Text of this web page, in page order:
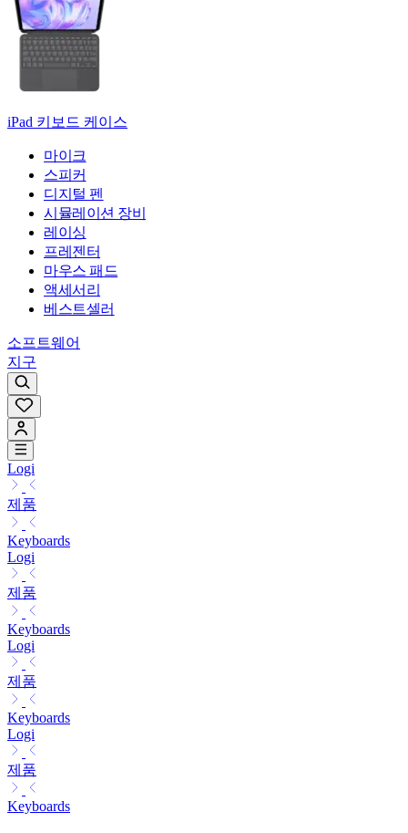
iPad 키보드 케이스
마이크
스피커
디지털 펜
시뮬레이션 장비
레이싱
프레젠터
마우스 패드
액세서리
베스트셀러
소프트웨어
지구
Logi
제품
Keyboards
Logi
제품
Keyboards
Logi
제품
Keyboards
Logi
제품
Keyboards